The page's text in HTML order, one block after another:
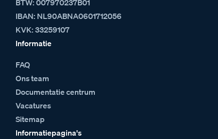
BTW: 007970237B01
IBAN: NL90ABNA0601712056
KVK: 33259107
Informatie
FAQ
Ons team
Documentatie centrum
Vacatures
Sitemap
Informatiepagina's